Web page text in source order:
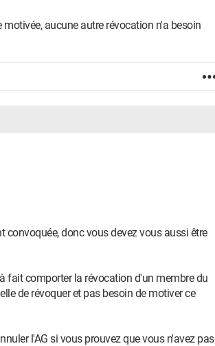
aucune autre révocation n'a besoin
convoquée, donc vous devez vous aussi être
fait comporter la révocation d'un membre du
de révoquer et pas besoin de motiver ce
l'AG si vous prouvez que vous n'avez pas